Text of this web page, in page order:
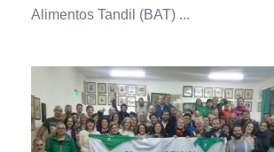
Alimentos Tandil (BAT) ...